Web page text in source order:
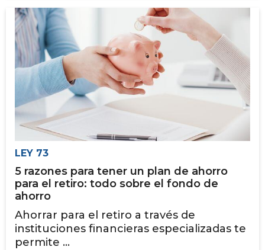
LEY 73
5 razones para tener un plan de ahorro
para el retiro: todo sobre el fondo de
ahorro
Ahorrar para el retiro a través de
instituciones financieras especializadas te
permite ...